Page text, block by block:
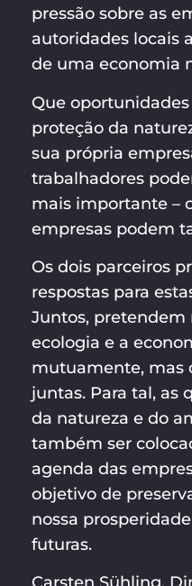
pressão sobre as
autoridades locais
de uma economia
Que
proteção da
sua própria
trabalhadores
mais importante –
empresas podem
Os dois parceiros
respostas para
Juntos, pretendem
ecologia e a
mutuamente, mas
juntas. Para tal, as
da natureza e do
também ser
agenda das
objetivo de
nossa
futuras.